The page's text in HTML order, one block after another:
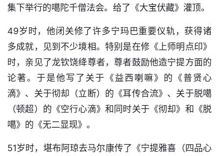
集下举行的噶陀千僧法会。给了《大宝伏藏》灌顶。
49岁时，他闭关修了许多宁玛巴重要仪轨，获得诸
多成就，见到不少境相。特别是在修《上师明点印》
时，亲见了龙钦饶绛尊者，尊者鼓励他造宁提方面的
论著。于是他写了关于《益西喇嘛》的《普贤心
滴》、关于彻却（立断）的《耳传合流》、关于脱噶
（顿超）的《空行心滴》和同时关于《彻却》和《脱
噶》的《无二显现》。
51岁时，堪布阿琼去马尔康传了《宁提雅喜（四品心